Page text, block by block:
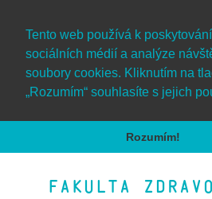
Tento web používá k
sociálních médií a analýze
soubory cookies. Kliknutím na
„Rozumím“ souhlasíte s jejich
Rozumím!
Fakulta